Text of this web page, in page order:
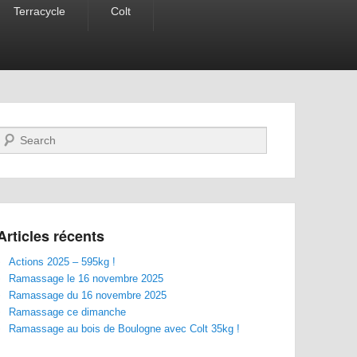
Terracycle Colt
Recherche
récents
Actions 2025 – 595kg !
Ramassage le 16 novembre 2025
Ramassage du 16 novembre 2025
Ramassage ce dimanche
Ramassage au bois de Boulogne avec Colt 35kg !